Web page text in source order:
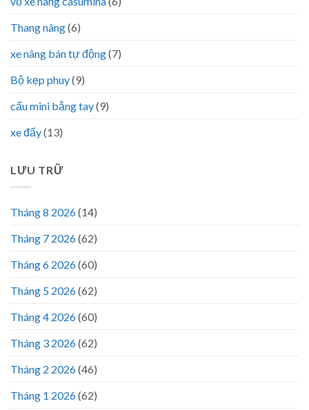
Thang nâng(6)
xe nâng bán tự động(7)
Bộ kẹp phuy(9)
cẩu mini bằng tay(9)
xe đẩy(13)
LƯU TRỮ
Tháng 8 2026(14)
Tháng 7 2026(62)
Tháng 6 2026(60)
Tháng 5 2026(62)
Tháng 4 2026(60)
Tháng 3 2026(62)
Tháng 2 2026(46)
Tháng 1 2026(62)